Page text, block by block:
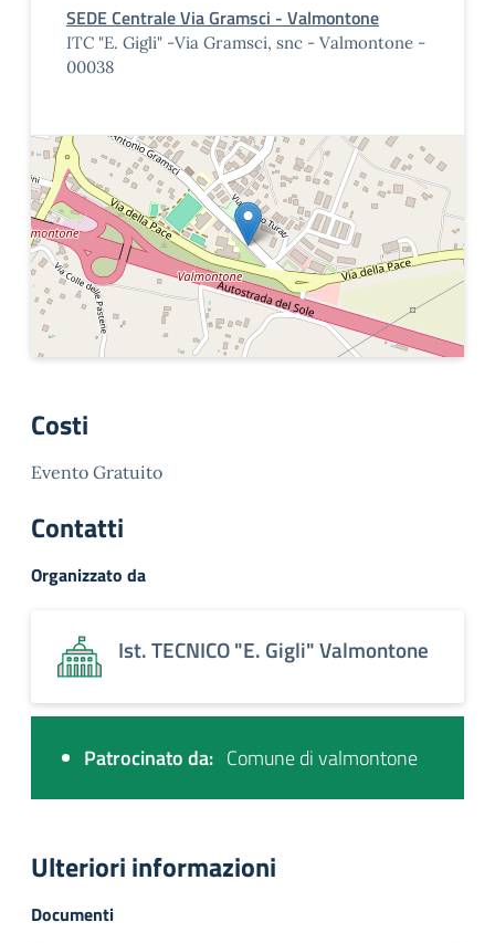
SEDE Centrale Via Gramsci - Valmontone
ITC "E. Gigli" -Via Gramsci, snc - Valmontone -
00038
Costi
Evento Gratuito
Contatti
Organizzato da
Ist. TECNICO "E. Gigli" Valmontone
Patrocinato da: Comune di valmontone
Ulteriori informazioni
Documenti